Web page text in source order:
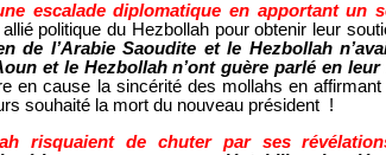
escalade diplomatique en apportant un
allié politique du Hezbollah pour obtenir leur
de l’Arabie Saoudite et le Hezbollah
et le Hezbollah n’ont guère parlé en leur
en cause la sincérité des mollahs en
souhaité la mort du nouveau président !
risquaient de chuter par ses